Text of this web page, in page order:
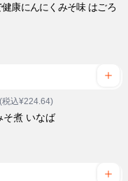
健康にんにくみそ味 はごろ
(税込¥224.64)
そ煮 いなば